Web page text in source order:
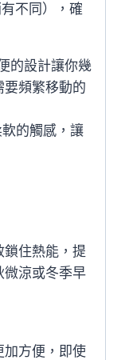
不同），確
的設計讓你幾
要頻繁移動的
的觸感，讓
鎖住熱能，提
微涼或冬季早
加方便，即使